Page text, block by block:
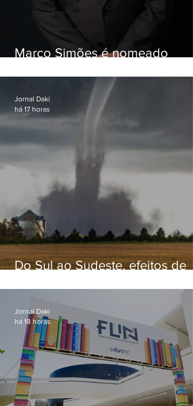
Marco Simões é nomeado
Do Sul ao Sudeste, efeitos de
apreensão na população
Jornal Daki
há 17 horas
Jornal Daki
há 18 horas